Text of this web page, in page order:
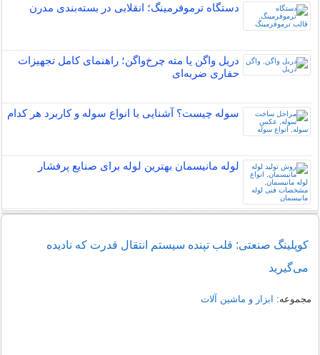
دستگاه ترموفرمینگ؛ انقلابی در بسته‌بندی مدرن
دریل واگن یا مته چرخ‌واگن؛ راهنمای کامل تجهیزات
حفاری ضربه‌ای
سوله چیست؟ آشنایی با انواع سوله و کاربرد هر کدام
لوله مانیسمان بهترین لوله برای صنایع پرفشار
کوپلینگ صنعتی: قلب تپنده سیستم انتقال قدرت که نادیده
می‌گیرید
مجموعه: ابزار و ماشین آلات